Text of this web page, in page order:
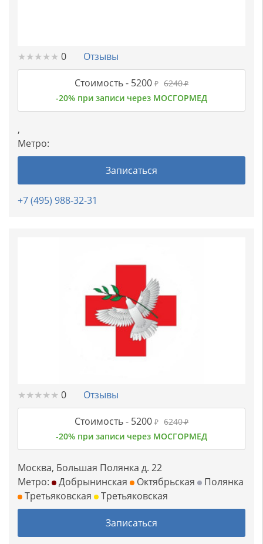
★★★★★
★★★★★ 0 Отзывы
Стоимость - 5200 ₽ 6240₽
-20% при записи через МОСГОРМЕД
,
Метро:
Записаться
+7 (495) 988-32-31
★★★★★
★★★★★ 0 Отзывы
Стоимость - 5200 ₽ 6240₽
-20% при записи через МОСГОРМЕД
Москва, Большая Полянка д. 22
Метро:
Добрынинская Октябрьская
Полянка
Третьяковская
Третьяковская
Записаться